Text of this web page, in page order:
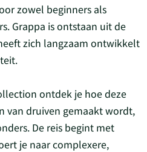
zowel beginners als
Grappa is ontstaan uit de
zich langzaam ontwikkelt
ontdek je hoe deze
van druiven gemaakt wordt,
De reis begint met
je naar complexere,